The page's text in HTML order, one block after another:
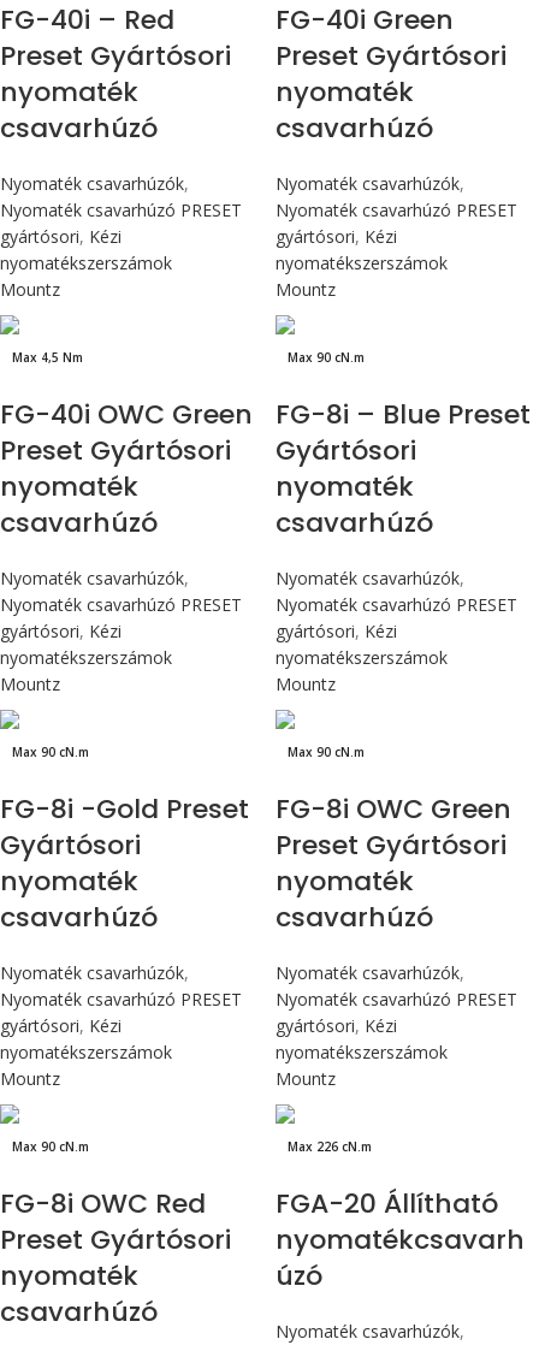
FG-40i – Red
Preset Gyártósori
nyomaték
csavarhúzó
Nyomaték csavarhúzók,
Nyomaték csavarhúzó PRESET
gyártósori, Kézi
nyomatékszerszámok
Mountz
FG-40i Green
Preset Gyártósori
nyomaték
csavarhúzó
Nyomaték csavarhúzók,
Nyomaték csavarhúzó PRESET
gyártósori, Kézi
nyomatékszerszámok
Mountz
Max 4,5 Nm
FG-40i OWC Green
Preset Gyártósori
nyomaték
csavarhúzó
Nyomaték csavarhúzók,
Nyomaték csavarhúzó PRESET
gyártósori, Kézi
nyomatékszerszámok
Mountz
Max 90 cN.m
FG-8i – Blue Preset
Gyártósori
nyomaték
csavarhúzó
Nyomaték csavarhúzók,
Nyomaték csavarhúzó PRESET
gyártósori, Kézi
nyomatékszerszámok
Mountz
Max 90 cN.m
FG-8i -Gold Preset
Gyártósori
nyomaték
csavarhúzó
Nyomaték csavarhúzók,
Nyomaték csavarhúzó PRESET
gyártósori, Kézi
nyomatékszerszámok
Mountz
Max 90 cN.m
FG-8i OWC Green
Preset Gyártósori
nyomaték
csavarhúzó
Nyomaték csavarhúzók,
Nyomaték csavarhúzó PRESET
gyártósori, Kézi
nyomatékszerszámok
Mountz
Max 90 cN.m
FG-8i OWC Red
Preset Gyártósori
nyomaték
csavarhúzó
Max 226 cN.m
FGA-20 Állítható
nyomatékcsavarh
úzó
Nyomaték csavarhúzók,